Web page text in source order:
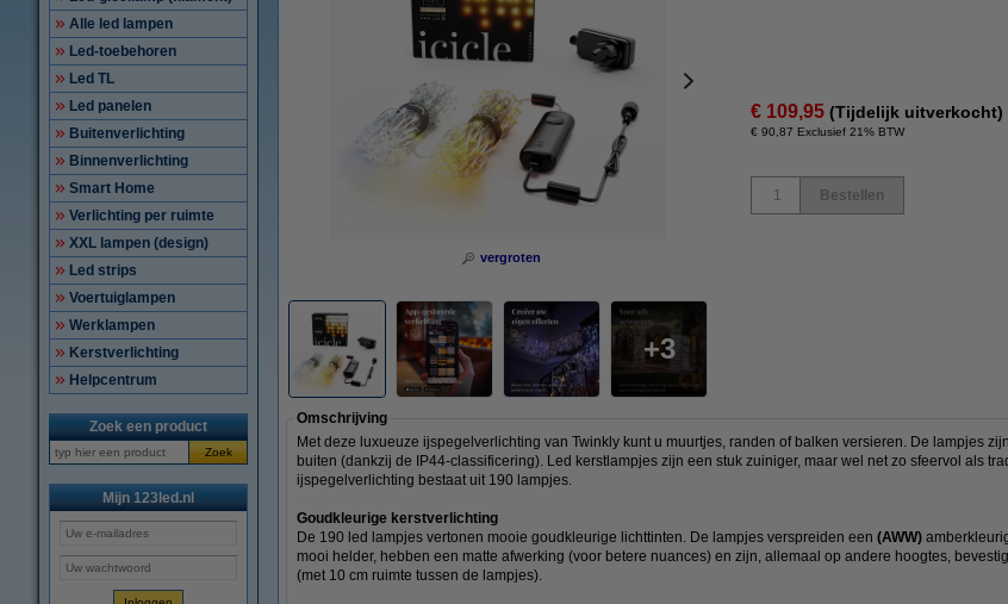
Alle led lampen
Led-toebehoren
Led TL
Led panelen
Buitenverlichting
Binnenverlichting
Smart Home
Verlichting per ruimte
XXL lampen (design)
Led strips
Voertuiglampen
Werklampen
Kerstverlichting
Helpcentrum
Zoek een product
Zoek
Mijn 123led.nl
vergroten
3
€ 109,95 (Tijdelijk uitverkocht)
€ 90,87 Exclusief 21% BTW
Bestellen
Omschrijving
Met deze luxueuze ijspegelverlichting van Twinkly kunt u muurtjes, randen of balken versieren. De lampjes
buiten (dankzij de IP44-classificering). Led kerstlampjes zijn een stuk zuiniger, maar wel net zo sfeervol als
ijspegelverlichting bestaat uit 190 lampjes.
Goudkleurige kerstverlichting
De 190 led lampjes vertonen mooie goudkleurige lichttinten. De lampjes verspreiden een (AWW)
mooi helder, hebben een matte afwerking (voor betere nuances) en zijn, allemaal op andere hoogtes,
(met 10 cm ruimte tussen de lampjes).